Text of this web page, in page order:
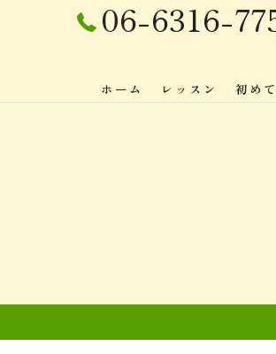
06-6316-
ホーム レッスン 初め